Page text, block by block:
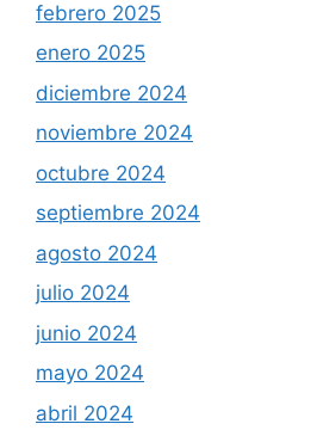
febrero 2025
enero 2025
diciembre 2024
noviembre 2024
octubre 2024
septiembre 2024
agosto 2024
julio 2024
junio 2024
mayo 2024
abril 2024